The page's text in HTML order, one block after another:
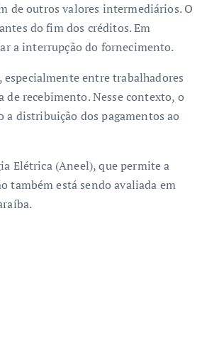
de outros valores intermediários. O
do fim dos créditos. Em
a interrupção do fornecimento.
entre trabalhadores
de recebimento. Nesse contexto, o
distribuição dos pagamentos ao
Elétrica (Aneel), que permite a
também está sendo avaliada em